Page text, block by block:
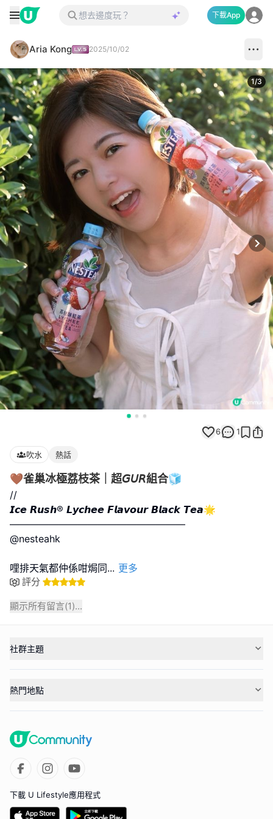
下載App
Aria Kong 2025/10/02
1/3
6 1
吹水 熱話
🤎雀巢冰極荔枝茶｜超𝘎𝘜𝘙組合🧊
//
𝙄𝙘𝙚 𝙍𝙪𝙨𝙝®️ 𝙇𝙮𝙘𝙝𝙚𝙚 𝙁𝙡𝙖𝙫𝙤𝙪𝙧 𝘽𝙡𝙖𝙘𝙠 𝙏𝙚𝙖🌟
——————————————————
@nesteahk
哩排天氣都仲係咁焗同... 更多
評分
顯示所有留言(1)...
社群主題
熱門地點
下載 U Lifestyle應用程式